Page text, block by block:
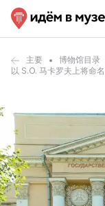
主要 博物馆目录
以 S.O. 马卡罗夫上将命